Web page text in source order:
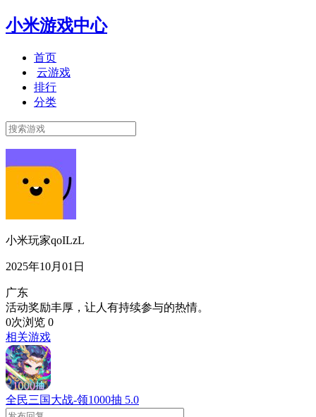
小米游戏中心
首页
云游戏
排行
分类
小米玩家qoILzL
2025年10月01日
广东
活动奖励丰厚，让人有持续参与的热情。
0次浏览 0
相关游戏
全民三国大战-领1000抽 5.0